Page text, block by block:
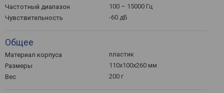
Частотный диапазон
100 – 15000 Гц
Чувствительность
-60 дБ
Общее
Материал корпуса
пластик
Размеры
110х100х260 мм
Вес
200 г